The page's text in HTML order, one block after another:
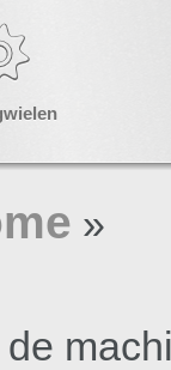
»